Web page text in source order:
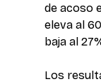
de acoso
eleva al
baja al
Los